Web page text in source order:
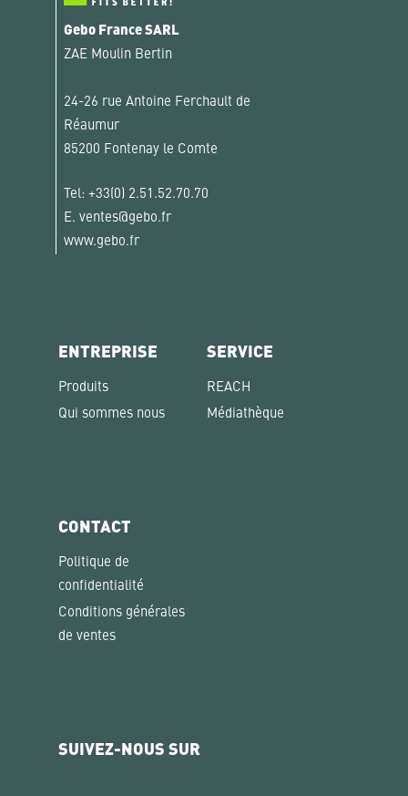
Gebo France SARL
ZAE Moulin Bertin
24-26 rue Antoine Ferchault de
Réaumur
85200 Fontenay le Comte
Tel: +33(0) 2.51.52.70.70
E. ventes@gebo.fr
www.gebo.fr
ENTREPRISE
Produits
Qui sommes nous
SERVICE
REACH
Médiathèque
CONTACT
Politique de
confidentialité
Conditions générales
de ventes
SUIVEZ-NOUS SUR